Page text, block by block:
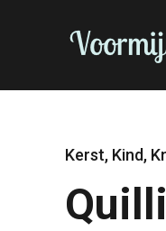
Kerst, Kind,